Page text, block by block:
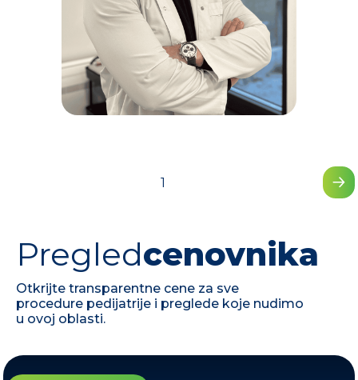
pneumoftiziolog
Specijalista Dečje
Dr Aleksandar Janković
1
Pregledcenovnika
Otkrijte transparentne cene za sve
procedure pedijatrije i preglede koje nudimo
u ovoj oblasti.